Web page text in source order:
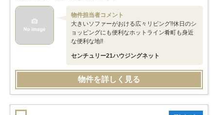
物件担当者コメント
大きいソファーがおける広々リビング!!休日のシ
ョッピングにも便利なホットライン肴町も身近
な便利な地!!
センチュリー21ハウジングネット
物件を詳しく見る